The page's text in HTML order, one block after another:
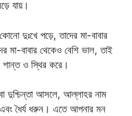
যায়।
দুঃখে পড়ে, তাদের মা-বাবার
বাবার থেকেও বেশি ভাল, তাই
শান্ত ও স্থির করে।
দুশ্চিন্তা আসলে, আল্লাহর নাম
ধৈর্য ধরুন। এতে আপনার মন